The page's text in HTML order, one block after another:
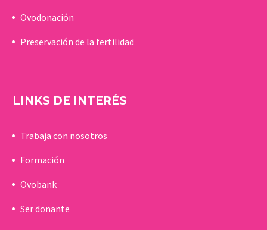
Ovodonación
Preservación de la fertilidad
LINKS DE INTERÉS
Trabaja con nosotros
Formación
Ovobank
Ser donante